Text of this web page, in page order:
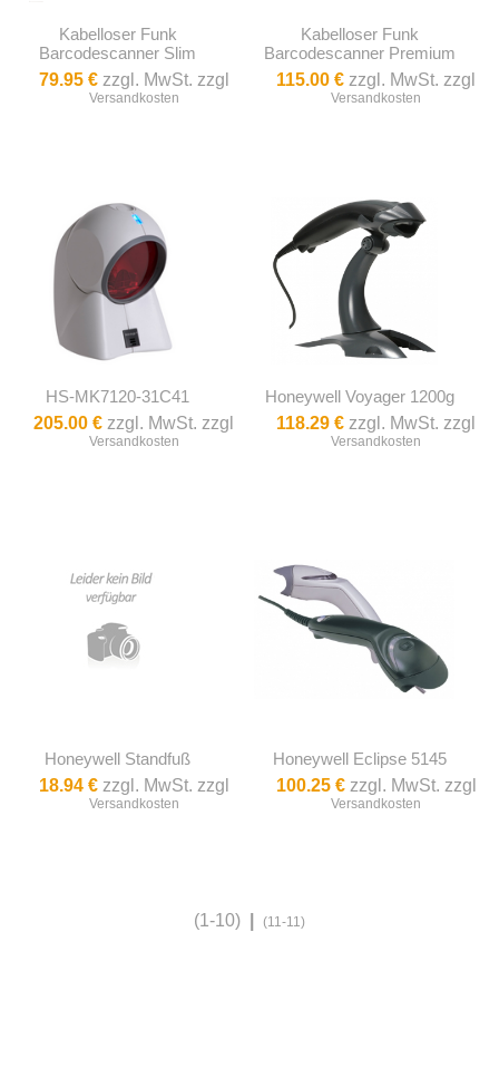
Kabelloser Funk
Barcodescanner Slim
79.95 €zzgl. MwSt. zzgl
Versandkosten
Kabelloser Funk
Barcodescanner Premium
115.00 € zzgl. MwSt. zzgl
Versandkosten
HS-MK7120-31C41
205.00 € zzgl. MwSt. zzgl
Versandkosten
Honeywell Voyager 1200g
118.29 € zzgl. MwSt. zzgl
Versandkosten
Honeywell Standfuß
18.94 €zzgl. MwSt. zzgl
Versandkosten
Honeywell Eclipse 5145
100.25 €zzgl. MwSt. zzgl
Versandkosten
(1-10) (11-11)